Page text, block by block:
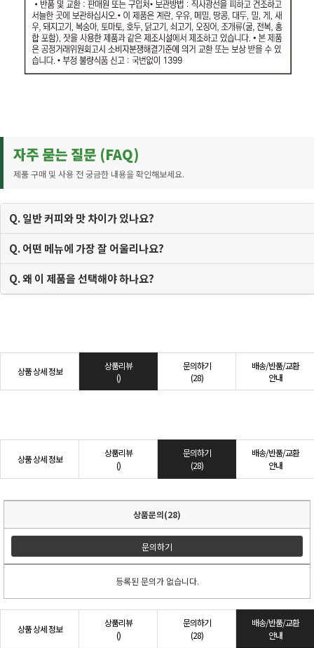
자주 묻는 질문 (FAQ)
제품 구매 및 사용 전 궁금한 내용을 확인해보세요.
Q. 일반 커피와 맛 차이가 있나요?
Q. 어떤 메뉴에 가장 잘 어울리나요?
Q. 왜 이 제품을 선택해야 하나요?
상품 상세 정보
상품리뷰
()
문의하기
(28)
배송/반품/교환
안내
상품 상세 정보
상품리뷰
()
문의하기
(28)
배송/반품/교환
안내
상품문의(28)
문의하기
등록된 문의가 없습니다.
상품 상세 정보
상품리뷰
()
문의하기
(28)
배송/반품/교환
안내